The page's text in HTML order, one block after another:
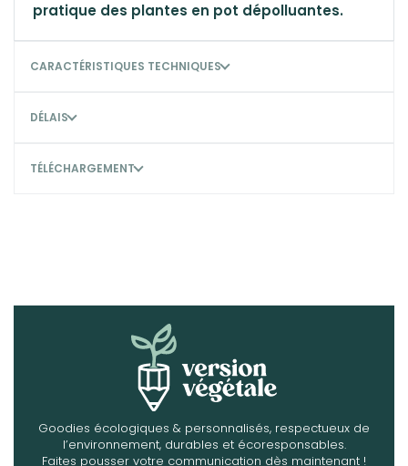
pratique des plantes en pot dépolluantes.
CARACTÉRISTIQUES TECHNIQUES
DÉLAIS
TÉLÉCHARGEMENT
Goodies écologiques & personnalisés, respectueux de
l’environnement, durables et écoresponsables.
Faites pousser votre communication dès maintenant !